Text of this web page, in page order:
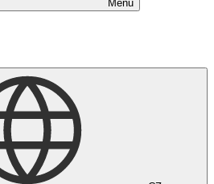
Menu